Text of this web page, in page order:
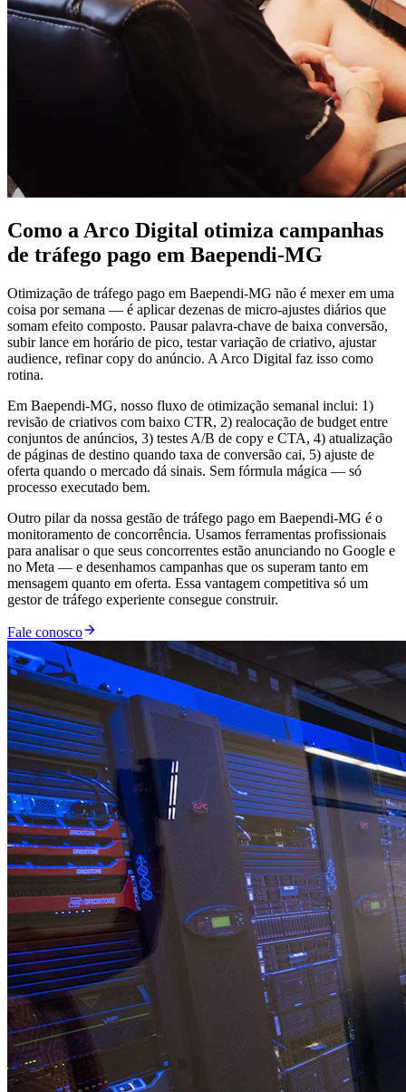
Como a Arco Digital otimiza campanhas
de tráfego pago em Baependi-MG
Otimização de tráfego pago em Baependi-MG não é mexer em uma
coisa por semana — é aplicar dezenas de micro-ajustes diários que
somam efeito composto. Pausar palavra-chave de baixa conversão,
subir lance em horário de pico, testar variação de criativo, ajustar
audience, refinar copy do anúncio. A Arco Digital faz isso como
rotina.
Em Baependi-MG, nosso fluxo de otimização semanal inclui: 1)
revisão de criativos com baixo CTR, 2) realocação de budget entre
conjuntos de anúncios, 3) testes A/B de copy e CTA, 4) atualização
de páginas de destino quando taxa de conversão cai, 5) ajuste de
oferta quando o mercado dá sinais. Sem fórmula mágica — só
processo executado bem.
Outro pilar da nossa gestão de tráfego pago em Baependi-MG é o
monitoramento de concorrência. Usamos ferramentas profissionais
para analisar o que seus concorrentes estão anunciando no Google e
no Meta — e desenhamos campanhas que os superam tanto em
mensagem quanto em oferta. Essa vantagem competitiva só um
gestor de tráfego experiente consegue construir.
Fale conosco